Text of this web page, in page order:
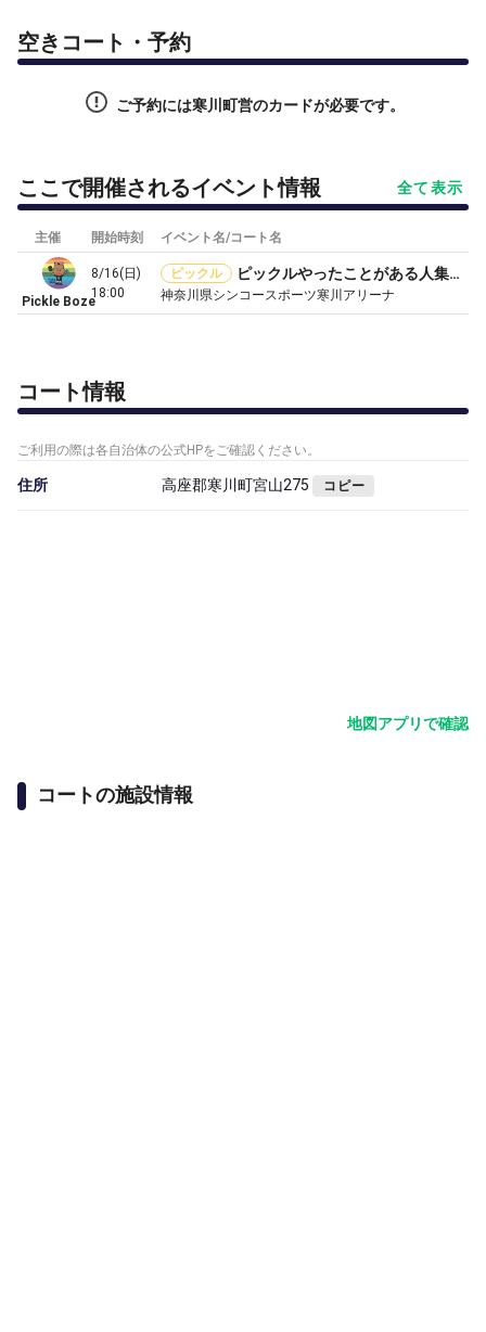
空きコート・予約
ご予約には寒川町営のカードが必要です。
ここで開催されるイベント情報 全て表示
主催 開始時刻 イベント名/コート名
Pickle Boze
8/16(日)
18:00
ピックル ピックルやったことがある人集まれ‼︎
神奈川県シンコースポーツ寒川アリーナ
コート情報
ご利用の際は各自治体の公式HPをご確認ください。
住所 高座郡寒川町宮山275 コピー
地図アプリで確認
コートの施設情報